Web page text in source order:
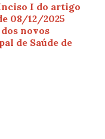
I do artigo
08/12/2025
novos
de Saúde de